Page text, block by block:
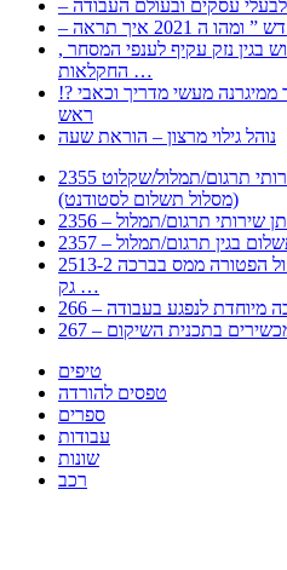
2021 איך תראה
, התעשייה , פיצויי מס רכוש בגין נזק עקיף לענפי המסחר
החקלאות …
!? איך להפרד מהמיגרנה לשחרור ממיגרנה מעשי מדריך וכאבי
ראש
נוהל גילוי מרצון – הוראת שעה
2355 דרישה לתשלום עבור מתן שירותי תרגום/תמלול/שקלוט
(מסלול תשלום לסטודנט)
מתן שירותי תרגום/תמלול
תשלום בגין תרגום/תמלול
2513-2 טופס חדש הצהרה על העברה לחול הפטורה ממס בברכה
גק …
מיוחדת לנפגע בעבודה
בתכנית השיקום
טיפים
טפסים להורדה
ספרים
עבודות
שונות
רכב